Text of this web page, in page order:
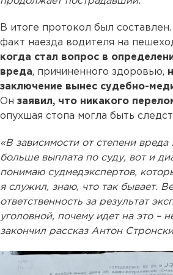
В итоге протокол был
факт наезда водителя на
когда стал вопрос в
вреда, причиненного здоровью,
заключение вынес судебно-
Он заявил, что никакого
опухшая стопа могла быть
«В зависимости от степени
больше выплата по суду, вот и
понимаю судмедэкспертов,
я служил, знаю, что так бывает.
ответственность за результат
уголовной, почему идет на это –
закончил рассказ Антон